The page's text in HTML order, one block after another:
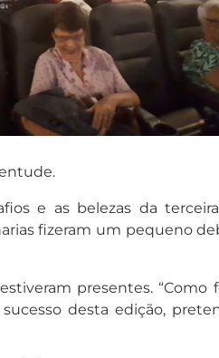
e as belezas da
fizeram um pequeno
presentes. “Como
desta edição,